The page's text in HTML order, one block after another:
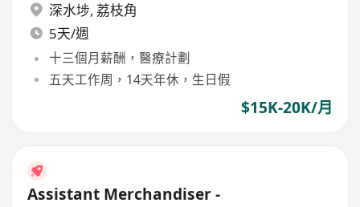
深水埗, 荔枝角
5天/週
十三個月薪酬，醫療計劃
五天工作周，14天年休，生日假
$15K-20K/月
Assistant Merchandiser -